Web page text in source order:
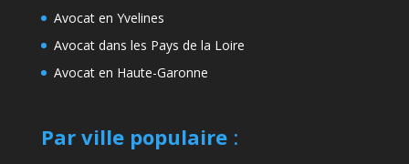
Avocat en Yvelines
Avocat dans les Pays de la Loire
Avocat en Haute-Garonne
Par ville populaire: